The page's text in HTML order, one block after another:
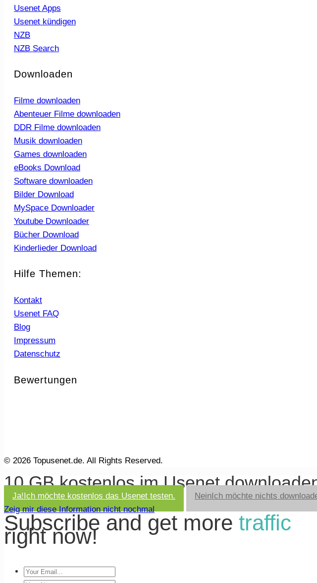
Usenet Apps
Usenet kündigen
NZB
NZB Search
Downloaden
Filme downloaden
Abenteuer Filme downloaden
DDR Filme downloaden
Musik downloaden
Games downloaden
eBooks Download
Software downloaden
Bilder Download
MySpace Downloader
Youtube Downloader
Bücher Download
Kinderlieder Download
Hilfe Themen:
Kontakt
Usenet FAQ
Blog
Impressum
Datenschutz
Bewertungen
© 2026 Topusenet.de. All Rights Reserved.
10 GB kostenlos im Usenet
Ja!Ich möchte kostenlos das Usenet testen. NeinIch möchte nichts
Zeig mir diese Information nicht nochmal
Subscribe and get more traffic
right now!